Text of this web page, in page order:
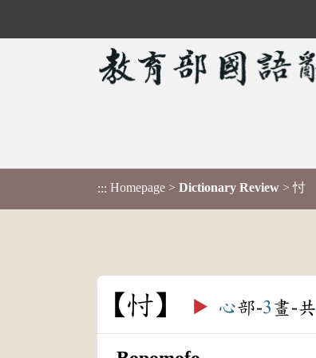
::: Homepage > Dictionary Review > 忖
忖 ▶️ 心部-3 畫-共